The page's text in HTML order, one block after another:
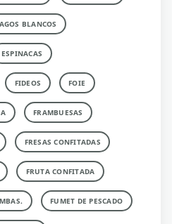
BLANCOS
ESPINACAS
FIDEOS FOIE
FRAMBUESAS
FRESAS CONFITADAS
FRUTA CONFITADA
FUMET DE PESCADO